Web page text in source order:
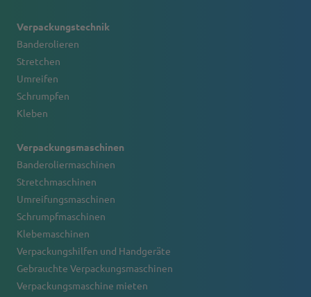
Verpackungstechnik
Banderolieren
Stretchen
Umreifen
Schrumpfen
Kleben
Verpackungsmaschinen
Banderoliermaschinen
Stretchmaschinen
Umreifungsmaschinen
Schrumpfmaschinen
Klebemaschinen
Verpackungshilfen und Handgeräte
Gebrauchte Verpackungsmaschinen
Verpackungsmaschine mieten